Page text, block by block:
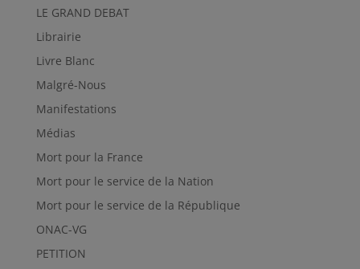
LE GRAND DEBAT
Librairie
Livre Blanc
Malgré-Nous
Manifestations
Médias
Mort pour la France
Mort pour le service de la Nation
Mort pour le service de la République
ONAC-VG
PETITION